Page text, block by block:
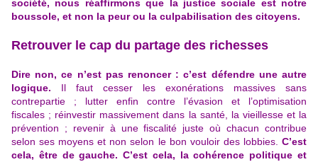
société, nous réaffirmons que la justice sociale est notre
boussole, et non la peur ou la culpabilisation des citoyens.
Retrouver le cap du partage des richesses
Dire non, ce n’est pas renoncer : c’est défendre une autre
logique. Il faut cesser les exonérations massives sans
contrepartie ; lutter enfin contre l’évasion et l’optimisation
fiscales ; réinvestir massivement dans la santé, la vieillesse et la
prévention ; revenir à une fiscalité juste où chacun contribue
selon ses moyens et non selon le bon vouloir des lobbies. C’est
cela, être de gauche. C’est cela, la cohérence politique et